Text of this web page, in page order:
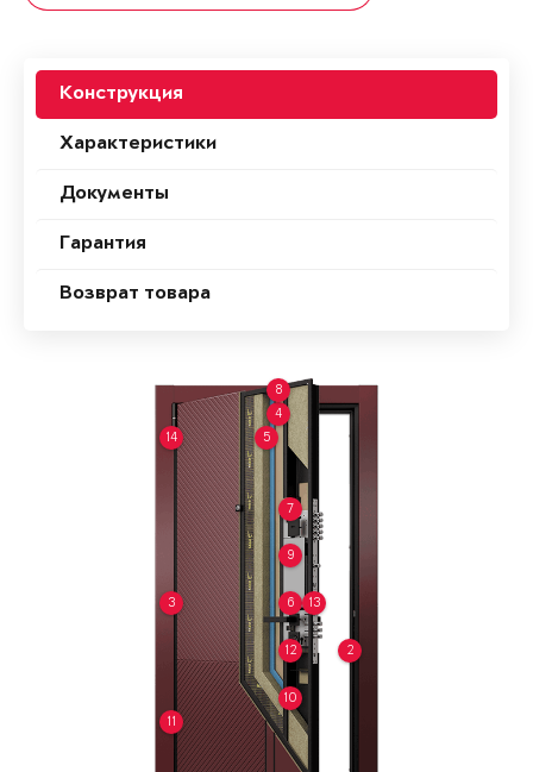
Конструкция
Характеристики
Документы
Гарантия
Возврат товара
2
3
4
5
6
7
8
9
10
11
12
13
14